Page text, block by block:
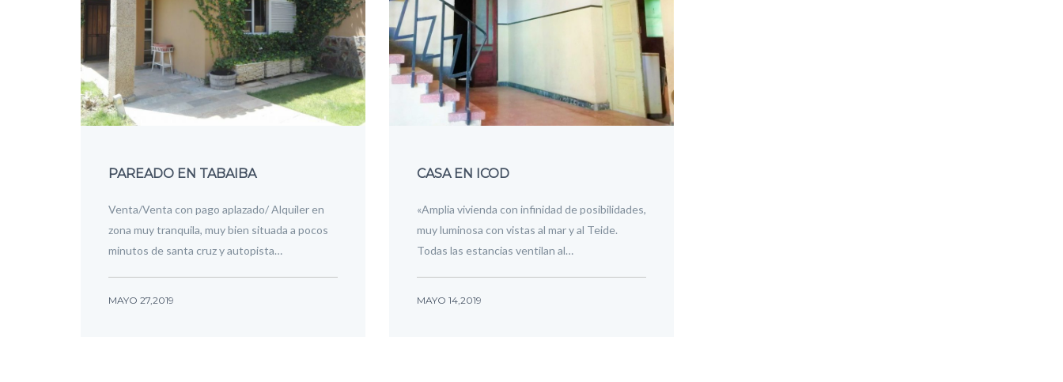
PAREADO EN TABAIBA
Venta/Venta con pago aplazado/ Alquiler en
zona muy tranquila, muy bien situada a pocos
minutos de santa cruz y autopista…
MAYO 27,2019
CASA EN ICOD
«Amplia vivienda con infinidad de posibilidades,
muy luminosa con vistas al mar y al Teide.
Todas las estancias ventilan al…
MAYO 14,2019